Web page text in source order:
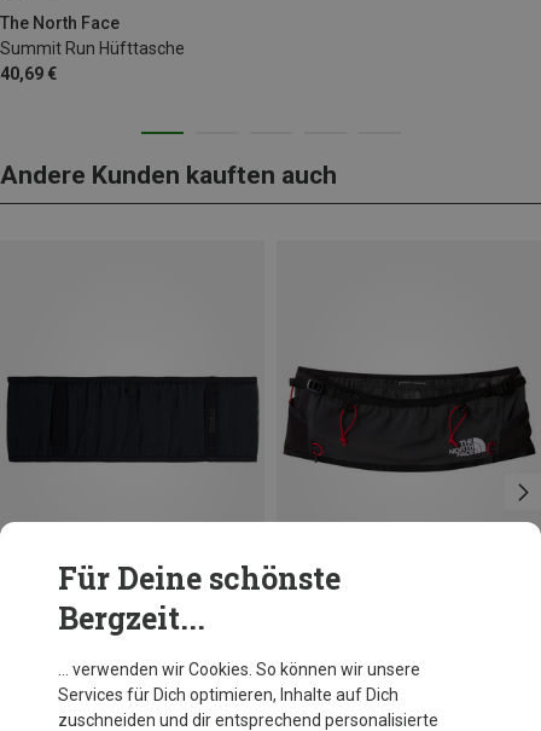
The North Face
Summit Run Hüfttasche
40,69 €
Andere Kunden kauften auch
Du sparst 22%
The North Face
Summit Run Hüfttasche
40,69 €
Für Deine schönste
Bergzeit...
… verwenden wir Cookies. So können wir unsere
Services für Dich optimieren, Inhalte auf Dich
zuschneiden und dir entsprechend personalisierte